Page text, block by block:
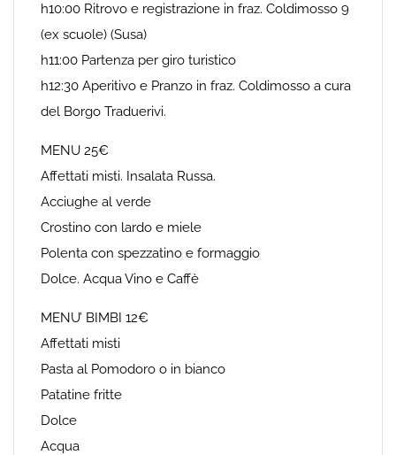
h10:00 Ritrovo e registrazione in fraz. Coldimosso 9
(ex scuole) (Susa)
h11:00 Partenza per giro turistico
h12:30 Aperitivo e Pranzo in fraz. Coldimosso a cura
del Borgo Traduerivi.
MENU 25€
Affettati misti. Insalata Russa.
Acciughe al verde
Crostino con lardo e miele
Polenta con spezzatino e formaggio
Dolce. Acqua Vino e Caffè
MENU’ BIMBI 12€
Affettati misti
Pasta al Pomodoro o in bianco
Patatine fritte
Dolce
Acqua